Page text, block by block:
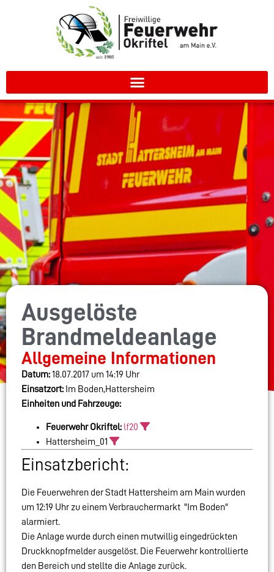
Ausgelöste
Brandmeldeanlage
Allgemeine Informationen
Datum:18.07.2017 um 14:19 Uhr
Einsatzort: Im Boden,Hattersheim
Einheiten und Fahrzeuge:
Feuerwehr Okriftel: lf20
Hattersheim_01
Einsatzbericht:
Die Feuerwehren der Stadt Hattersheim am Main wurden
um 12:19 Uhr zu einem Verbrauchermarkt "Im Boden"
alarmiert.
Die Anlage wurde durch einen mutwillig eingedrückten
Druckknopfmelder ausgelöst. Die Feuerwehr kontrollierte
den Bereich und stellte die Anlage zurück.